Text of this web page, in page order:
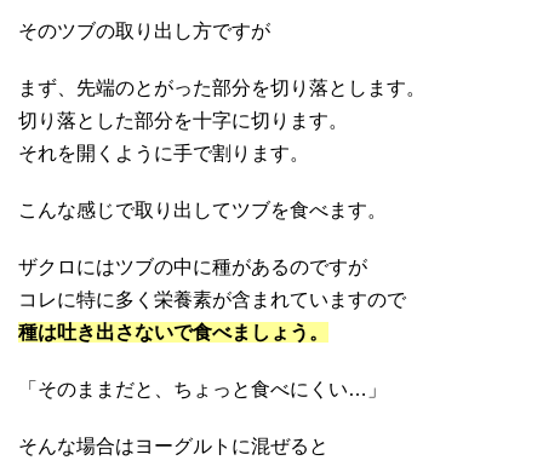
そのツブの取り出し方ですが
まず、先端のとがった部分を切り落とします。
切り落とした部分を十字に切ります。
それを開くように手で割ります。
こんな感じで取り出してツブを食べます。
ザクロにはツブの中に種があるのですが
コレに特に多く栄養素が含まれていますので
種は吐き出さないで食べましょう。
「そのままだと、ちょっと食べにくい…」
そんな場合はヨーグルトに混ぜると